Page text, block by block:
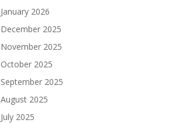
January 2026
December 2025
November 2025
October 2025
September 2025
August 2025
July 2025